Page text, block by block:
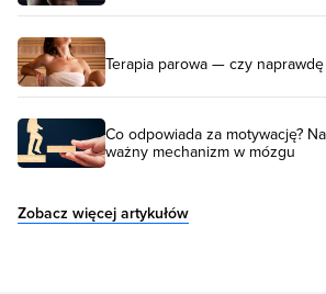
Terapia parowa — czy
Co odpowiada za motywację?
ważny mechanizm w mózgu
Zobacz więcej artykułów